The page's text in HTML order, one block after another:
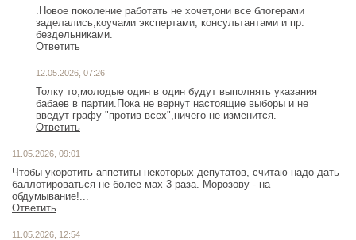
.Новое поколение работать не хочет,они все блогерами
заделались,коучами экспертами, консультантами и пр.
бездельниками.
Ответить
12.05.2026, 07:26
Толку то,молодые один в один будут выполнять указания
бабаев в партии.Пока не вернут настоящие выборы и не
введут графу "против всех",ничего не изменится.
Ответить
11.05.2026, 09:01
Чтобы укоротить аппетиты некоторых депутатов, считаю надо дать
баллотироваться не более мах 3 раза. Морозову - на
обдумывание!...
Ответить
11.05.2026, 12:54